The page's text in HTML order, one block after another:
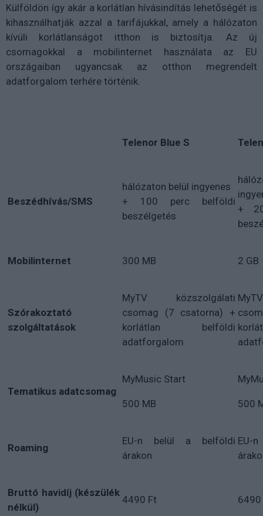
Külföldön így akár a korlátlan hívásindítás lehetőségét is
kihasználhatják azzal a tarifájukkal, amely a hálózaton
kívüli korlátlanságot itthon is biztosítja. Az új
csomagokkal a mobilinternet használata az EU
országaiban ugyancsak az otthon megrendelt
adatforgalom terhére történik.
Telenor Blue S
Beszédhívás/SMS
hálózaton belül ingyenes
+ 100 perc belföldi
beszélgetés
+
Mobilinternet 300 MB 2 GB
Szórakoztató
szolgáltatások
MyTV közszolgálati
csomag (7 csatorna) +
korlátlan belföldi
adatforgalom
Tematikus adatcsomag
MyMusic Start
500 MB 500
Roaming
EU-n belül a belföldi
árakon
EU-
Bruttó havidíj (készülék
nélkül)
4490 Ft 6490